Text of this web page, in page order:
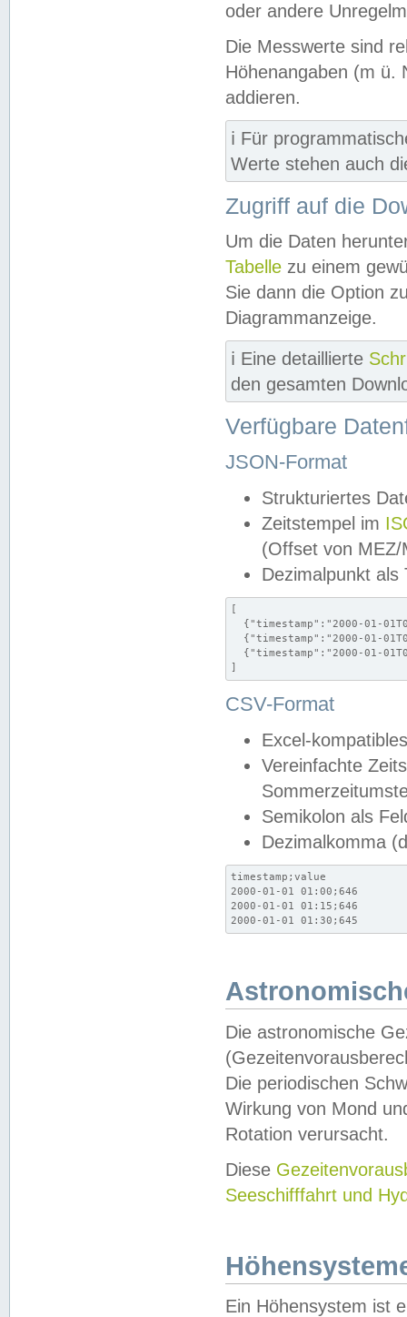
oder andere
Die Messwerte sind
Höhenangaben (m ü.
addieren.
ℹ️ Für
Werte stehen auch
Zugriff auf die
Um die Daten
Tabelle zu einem
Sie dann die Option
Diagrammanzeige.
ℹ️ Eine detaillierte
den gesamten
Verfügbare
JSON-Format
Strukturiertes
Zeitstempel im
(Offset von MEZ/
Dezimalpunkt als
[
{"timestamp":"2000-01-
{"timestamp":"2000-01-
{"timestamp":"2000-01-
]
CSV-Format
Excel-
Vereinfachte
Semikolon als
Dezimalkomma
timestamp;value
2000-01-01 01:00;646
2000-01-01 01:15;646
2000-01-01 01:30;645
Die astronomische
Die periodischen
Wirkung von Mond
Rotation verursacht.
Diese
Seeschifffahrt und
Ein Höhensystem ist